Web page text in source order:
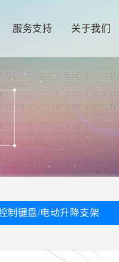
服务支持 关于我们
制键盘/电动升降支架